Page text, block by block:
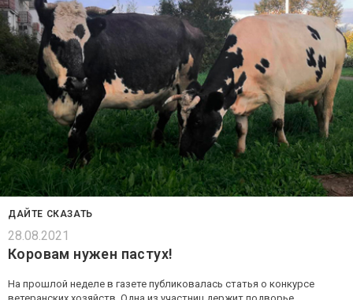
ДАЙТЕ СКАЗАТЬ
28.08.2021
Коровам нужен пастух!
На прошлой неделе в газете публиковалась статья о конкурсе